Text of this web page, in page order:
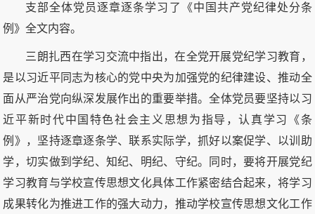
支部全体党员逐章逐条学习了《中国共产党纪律处分条
例》全文内容。
三朗扎西在学习交流中指出，在全党开展党纪学习教育，
是以习近平同志为核心的党中央为加强党的纪律建设、推动全
面从严治党向纵深发展作出的重要举措。全体党员要坚持以习
近平新时代中国特色社会主义思想为指导，认真学习《条
例》，坚持逐章逐条学、联系实际学，抓好以案促学、以训助
学，切实做到学纪、知纪、明纪、守纪。同时，要将开展党纪
学习教育与学校宣传思想文化具体工作紧密结合起来，将学习
成果转化为推进工作的强大动力，推动学校宣传思想文化工作